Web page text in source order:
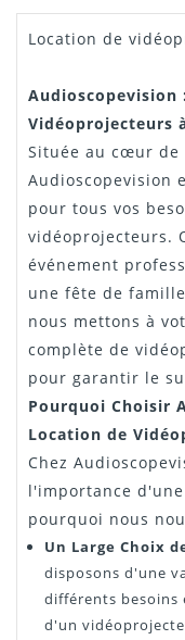
Manuel /
Location de
Audioscopevision
Vidéoprojecteurs
Située au cœur de
Audioscopevision
pour tous vos
vidéoprojecteurs.
événement
une fête de
nous mettons à
complète de
pour garantir le
Pourquoi Choisir
Location de
Chez
l'importance
pourquoi nous
Un Large Choix
disposons d'une
différents besoins
d'un